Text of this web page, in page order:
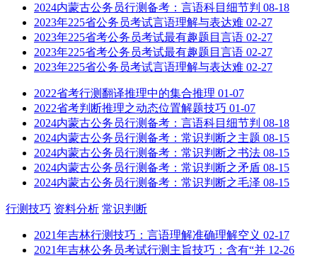
2024内蒙古公务员行测备考：言语科目细节判 08-18
2023年225省公务员考试言语理解与表达难 02-27
2023年225省考公务员考试最有趣题目言语 02-27
2023年225省考公务员考试最有趣题目言语 02-27
2023年225省公务员考试言语理解与表达难 02-27
2022省考行测翻译推理中的集合推理 01-07
2022省考判断推理之动态位置解题技巧 01-07
2024内蒙古公务员行测备考：言语科目细节判 08-18
2024内蒙古公务员行测备考：常识判断之主题 08-15
2024内蒙古公务员行测备考：常识判断之书法 08-15
2024内蒙古公务员行测备考：常识判断之矛盾 08-15
2024内蒙古公务员行测备考：常识判断之毛泽 08-15
行测技巧 资料分析 常识判断
2021年吉林行测技巧：言语理解准确理解空义 02-17
2021年吉林公务员考试行测主旨技巧：含有“并 12-26